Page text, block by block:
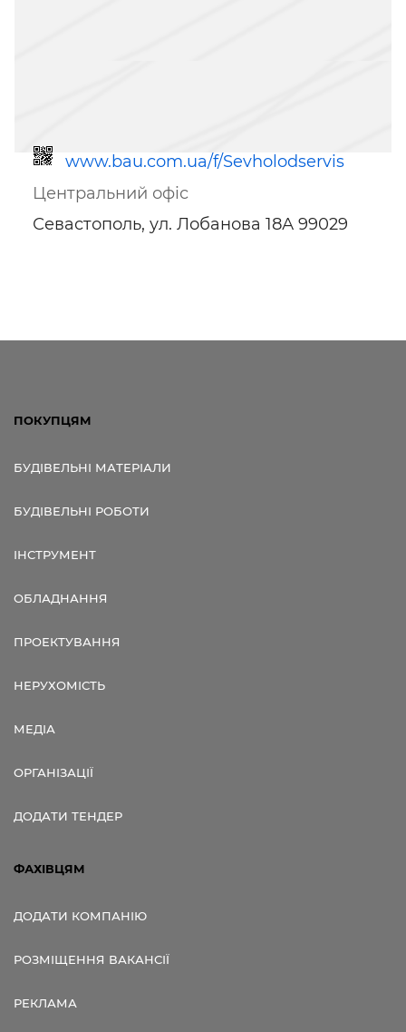
www.bau.com.ua/f/Sevholodservis
Центральний офіс
Севастополь, ул. Лобанова 18А 99029
ПОКУПЦЯМ
БУДІВЕЛЬНІ МАТЕРІАЛИ
БУДІВЕЛЬНІ РОБОТИ
ІНСТРУМЕНТ
ОБЛАДНАННЯ
ПРОЕКТУВАННЯ
НЕРУХОМІСТЬ
МЕДІА
ОРГАНІЗАЦІЇ
ДОДАТИ ТЕНДЕР
ФАХІВЦЯМ
ДОДАТИ КОМПАНІЮ
РОЗМІЩЕННЯ ВАКАНСІЇ
РЕКЛАМА